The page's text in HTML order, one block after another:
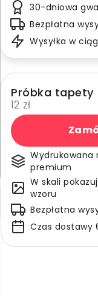
30-dniowa
Bezpłatna
Wysyłka w
Próbka tapety
12 zł
Wydrukowana
premium
W skali
wzoru
Bezpłatna
Czas dostawy